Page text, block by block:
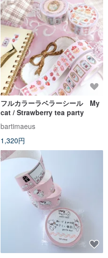
フルカラーラベラーシール My
cat / Strawberry tea party
bartimaeus
1,320円